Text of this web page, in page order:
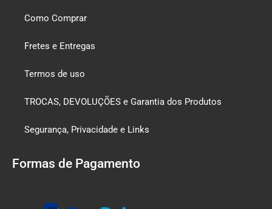
Como Comprar
Fretes e Entregas
Termos de uso
TROCAS, DEVOLUÇÕES e Garantia dos Produtos
Segurança, Privacidade e Links
Formas de Pagamento